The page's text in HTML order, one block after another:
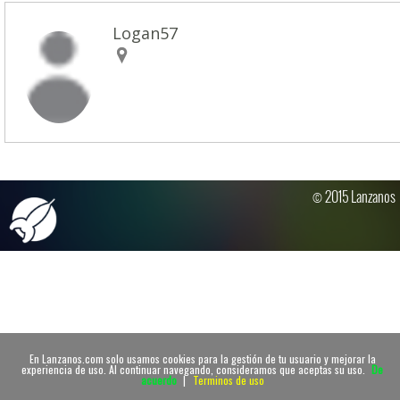
En Lanzanos.com solo usamos cookies para la gestión de tu usuario y mejorar la
experiencia de uso. Al continuar navegando, consideramos que aceptas su uso. De
acuerdo | Terminos de uso
Logan57
© 2015 Lanzanos